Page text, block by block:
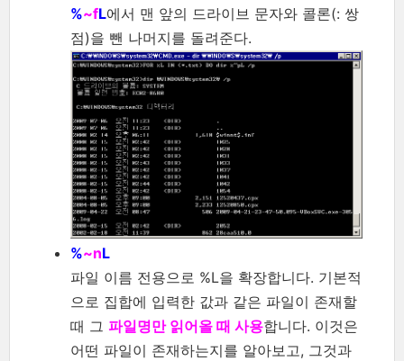
%~fL에서 맨 앞의 드라이브 문자와 콜론(: 쌍
점)을 뺀 나머지를 돌려준다.
%~nL
파일 이름 전용으로 %L을 확장합니다. 기본적
으로 집합에 입력한 값과 같은 파일이 존재할
때 그 파일명만 읽어올 때 사용합니다. 이것은
어떤 파일이 존재하는지를 알아보고, 그것과